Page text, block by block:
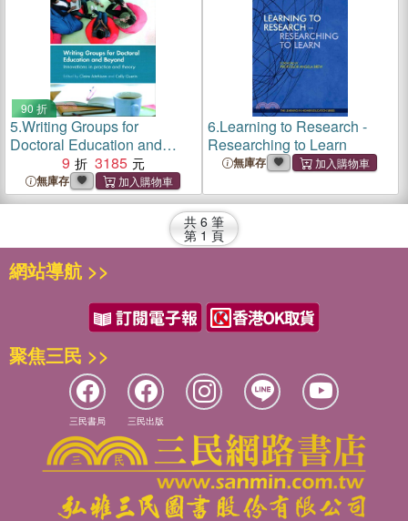
90 折
5.Writing Groups for
Doctoral Education and
Beyond ─ Innovations in
Practice and Theory
9 3185
無庫存
6.Learning to Research -
Researching to Learn
無庫存
共 6 筆
第 1 頁
網站導航 >>
聚焦三民 >>
三民書局 三民出版